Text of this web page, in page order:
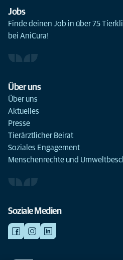
Jobs
Finde deinen Job in über 75
bei AniCura!
Über uns
Über uns
Aktuelles
Presse
Tierärztlicher Beirat
Soziales Engagement
Menschenrechte und
Soziale Medien